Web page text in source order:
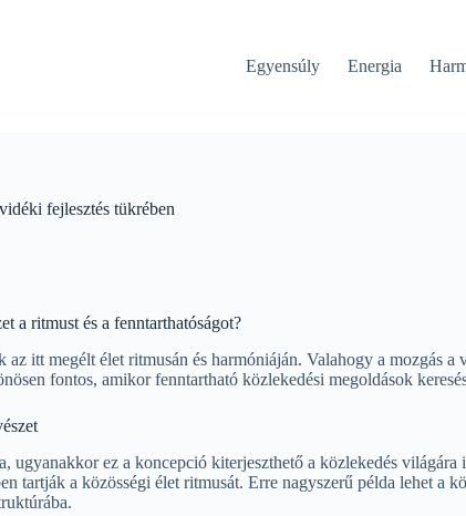
Egyensúly Energia
fejlesztés tükrében
a ritmust és a fenntarthatóságot?
itt megélt élet ritmusán és harmóniáján. Valahogy a mozgás
fontos, amikor fenntartható közlekedési megoldások
ugyanakkor ez a koncepció kiterjeszthető a közlekedés
tartják a közösségi élet ritmusát. Erre nagyszerű példa lehet a